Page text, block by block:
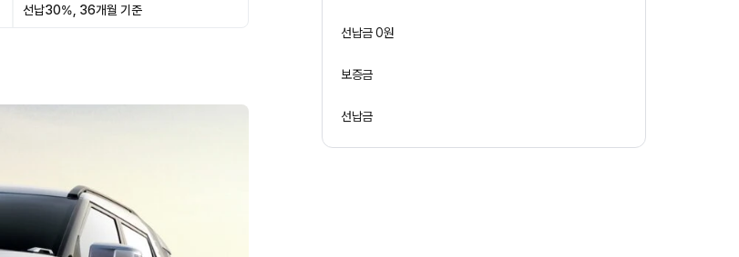
선납30%, 36개월 기준
선납금 0원
보증금
선납금